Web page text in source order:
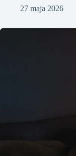
27 maja 2026